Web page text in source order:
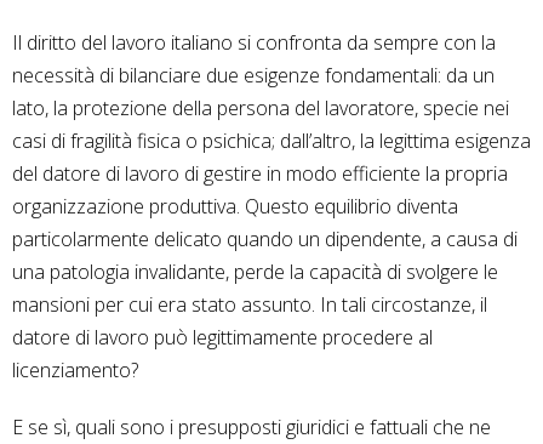
Il diritto del lavoro italiano si confronta da sempre con la
necessità di bilanciare due esigenze fondamentali: da un
lato, la protezione della persona del lavoratore, specie nei
casi di fragilità fisica o psichica; dall’altro, la legittima esigenza
del datore di lavoro di gestire in modo efficiente la propria
organizzazione produttiva. Questo equilibrio diventa
particolarmente delicato quando un dipendente, a causa di
una patologia invalidante, perde la capacità di svolgere le
mansioni per cui era stato assunto. In tali circostanze, il
datore di lavoro può legittimamente procedere al
licenziamento?
E se sì, quali sono i presupposti giuridici e fattuali che ne